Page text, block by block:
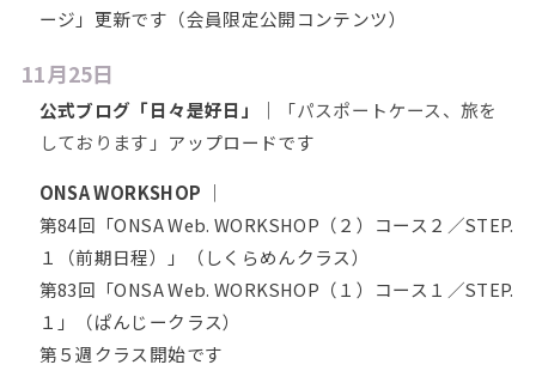
ージ」更新です（会員限定公開コンテンツ）
11月25日
公式ブログ「日々是好日」 ｜
「パスポートケース、旅を
しております」 アップロードです
ONSA WORKSHOP ｜
第84回「ONSA Web. WORKSHOP（２）コース２／STEP.
１（前期日程）」（しくらめんクラス）
第83回「ONSA Web. WORKSHOP（１）コース１／STEP.
１」（ぱんじークラス）
第５週クラス開始です